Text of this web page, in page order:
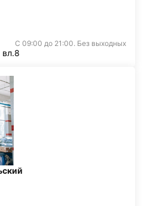
С 09:00 до 21:00. Без выходных